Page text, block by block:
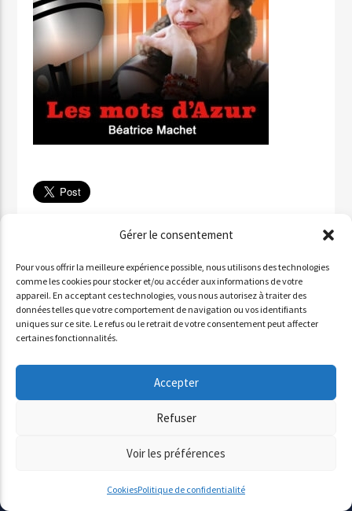
Gérer le consentement
Pour vous offrir la meilleure expérience possible, nous utilisons des technologies
comme les cookies pour stocker et/ou accéder aux informations de votre
appareil. En acceptant ces technologies, vous nous autorisez à traiter des
données telles que votre comportement de navigation ou vos identifiants
uniques sur ce site. Le refus ou le retrait de votre consentement peut affecter
certaines fonctionnalités.
Accepter
Refuser
Voir les préférences
CookiesPolitique de confidentialité
Partager sur WhatsApp
Partager par SMS
INVITÉ : ALDO QURESHI